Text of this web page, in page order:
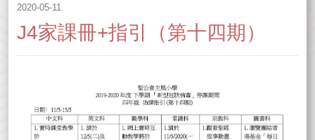
2020-05-11
J4家課冊+指引（第十四期）